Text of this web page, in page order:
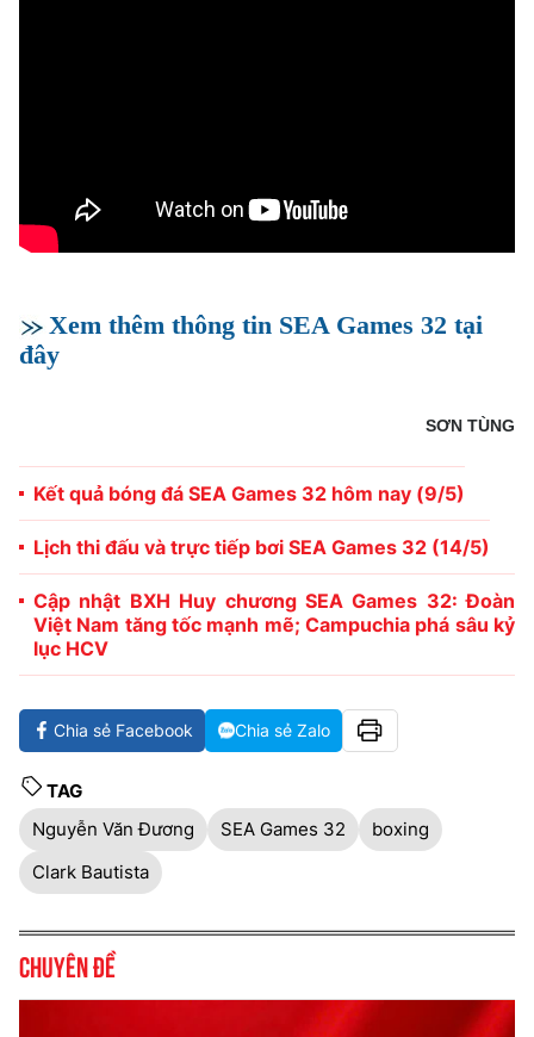
Xem thêm thông tin SEA Games 32 tại
đây
SƠN TÙNG
Kết quả bóng đá SEA Games 32 hôm nay (9/5)
Lịch thi đấu và trực tiếp bơi SEA Games 32 (14/5)
Cập nhật BXH Huy chương SEA Games 32: Đoàn
Việt Nam tăng tốc mạnh mẽ; Campuchia phá sâu kỷ
lục HCV
Chia sẻ Facebook Chia sẻ Zalo
TAG
Nguyễn Văn Đương
SEA Games 32
boxing
Clark Bautista
Chuyên đề